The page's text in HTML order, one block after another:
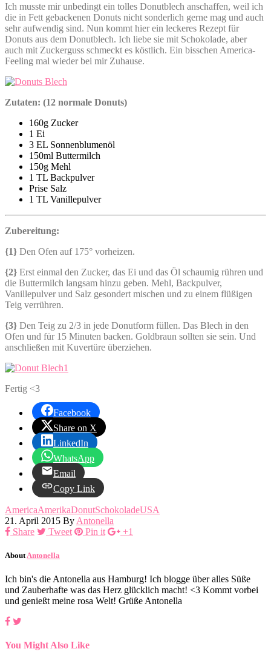
Ich musste mir unbedingt ein tolles Donutblech anschaffen, weil ich
die in Fett gebackenen Donuts nicht sonderlich gerne mag und auch
sehr aufwendig sind. Nun kommt hier ein leckeres Rezept für
Donuts aus dem Donutblech. Ich liebe sie mit Schokolade, aber
auch mit Zuckerguss schmeckt es köstlich. Ein bisschen America-
Feeling mal wieder bei mir Zuhause.
Zutaten: (12 normale Donuts)
160g Zucker
1 Ei
3 EL Sonnenblumenöl
150ml Buttermilch
150g Mehl
1 TL Backpulver
Prise Salz
1 TL Vanillepulver
Zubereitung:
{1} Den Ofen auf 175° vorheizen.
{2} Erst einmal den Zucker, das Ei und das Öl schaumig rühren und
die Buttermilch langsam hinzu geben. Mehl, Backpulver,
Vanillepulver und Salz gesondert mischen und zu einem flüßigen
Teig verrühren.
{3} Den Teig zu 2/3 in jede Donutform füllen. Das Blech in den
Ofen und für 15 Minuten backen. Goldbraun sollten sie sein. Und
anschließen mit Kuvertüre überziehen.
Fertig <3
Facebook
Share on X
LinkedIn
WhatsApp
Email
Copy Link
AmericaAmerikaDonutSchokoladeUSA
21. April 2015 By Antonella
Share
Tweet Pin it +1
About Antonella
Ich bin's die Antonella aus Hamburg! Ich blogge über alles Süße
und Zauberhafte was das Herz glücklich macht! <3 Kommt vorbei
und genießt meine rosa Welt! Grüße Antonella
You Might Also Like